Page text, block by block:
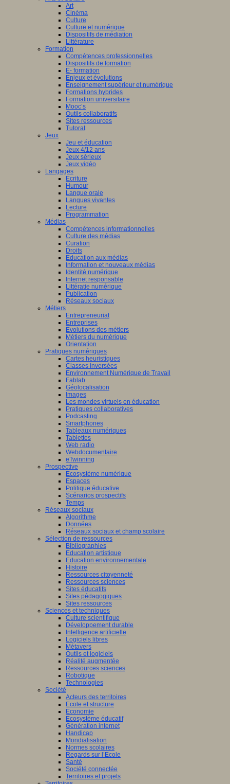
Art
Cinéma
Culture
Culture et numérique
Dispositifs de médiation
Littérature
Formation
Compétences professionnelles
Dispositifs de formation
E- formation
Enjeux et évolutions
Enseignement supérieur et numérique
Formations hybrides
Formation universitaire
Mooc’s
Outils collaboratifs
Sites ressources
Tutorat
Jeux
Jeu et éducation
Jeux 4/12 ans
Jeux sérieux
Jeux vidéo
Langages
Ecriture
Humour
Langue orale
Langues vivantes
Lecture
Programmation
Médias
Compétences informationnelles
Culture des médias
Curation
Droits
Education aux médias
Information et nouveaux médias
Identité numérique
Internet responsable
Littératie numérique
Publication
Réseaux sociaux
Métiers
Entrepreneuriat
Entreprises
Evolutions des métiers
Métiers du numérique
Orientation
Pratiques numériques
Cartes heuristiques
Classes inversées
Environnement Numérique de Travail
Fablab
Géolocalisation
Images
Les mondes virtuels en éducation
Pratiques collaboratives
Podcasting
Smartphones
Tableaux numériques
Tablettes
Web radio
Webdocumentaire
eTwinning
Prospective
Ecosystème numérique
Espaces
Politique éducative
Scénarios prospectifs
Temps
Réseaux sociaux
Algorithme
Données
Réseaux sociaux et champ scolaire
Sélection de ressources
Bibliographies
Education artistique
Education environnementale
Histoire
Ressources citoyenneté
Ressources sciences
Sites éducatifs
Sites pédagogiques
Sites ressources
Sciences et techniques
Culture scientifique
Développement durable
Intelligence artificielle
Logiciels libres
Métavers
Outils et logiciels
Réalité augmentée
Ressources sciences
Robotique
Technologies
Société
Acteurs des territoires
Ecole et structure
Economie
Ecosystème éducatif
Génération internet
Handicap
Mondialisation
Normes scolaires
Regards sur l’Ecole
Santé
Société connectée
Territoires et projets